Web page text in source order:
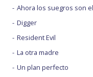
Ahora los suegros son
Digger
Resident Evil
La otra madre
Un plan perfecto